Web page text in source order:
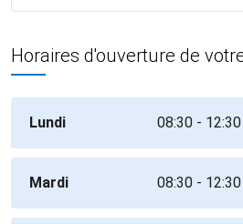
Horaires d'ouverture de
Lundi 08:30 - 12:30
Mardi 08:30 - 12:30